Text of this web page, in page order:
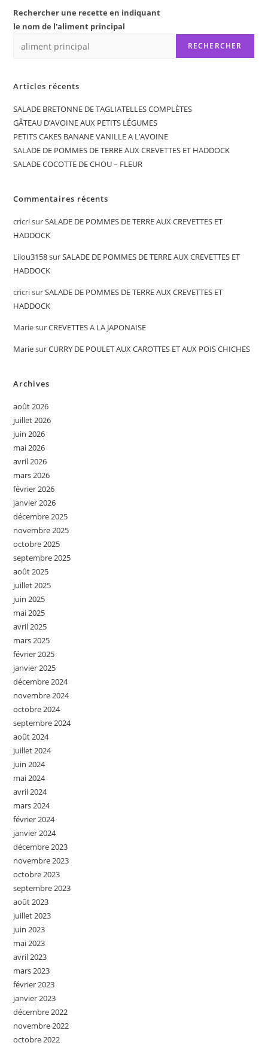
Rechercher une recette en indiquant
le nom de l'aliment principal
RECHERCHER
Articles récents
SALADE BRETONNE DE TAGLIATELLES COMPLÈTES
GÂTEAU D’AVOINE AUX PETITS LÉGUMES
PETITS CAKES BANANE VANILLE A L’AVOINE
SALADE DE POMMES DE TERRE AUX CREVETTES ET HADDOCK
SALADE COCOTTE DE CHOU – FLEUR
Commentaires récents
cricrisurSALADE DE POMMES DE TERRE AUX CREVETTES ET
HADDOCK
Lilou3158surSALADE DE POMMES DE TERRE AUX CREVETTES ET
HADDOCK
cricrisurSALADE DE POMMES DE TERRE AUX CREVETTES ET
HADDOCK
MariesurCREVETTES A LA JAPONAISE
MariesurCURRY DE POULET AUX CAROTTES ET AUX POIS CHICHES
Archives
août 2026
juillet 2026
juin 2026
mai 2026
avril 2026
mars 2026
février 2026
janvier 2026
décembre 2025
novembre 2025
octobre 2025
septembre 2025
août 2025
juillet 2025
juin 2025
mai 2025
avril 2025
mars 2025
février 2025
janvier 2025
décembre 2024
novembre 2024
octobre 2024
septembre 2024
août 2024
juillet 2024
juin 2024
mai 2024
avril 2024
mars 2024
février 2024
janvier 2024
décembre 2023
novembre 2023
octobre 2023
septembre 2023
août 2023
juillet 2023
juin 2023
mai 2023
avril 2023
mars 2023
février 2023
janvier 2023
décembre 2022
novembre 2022
octobre 2022